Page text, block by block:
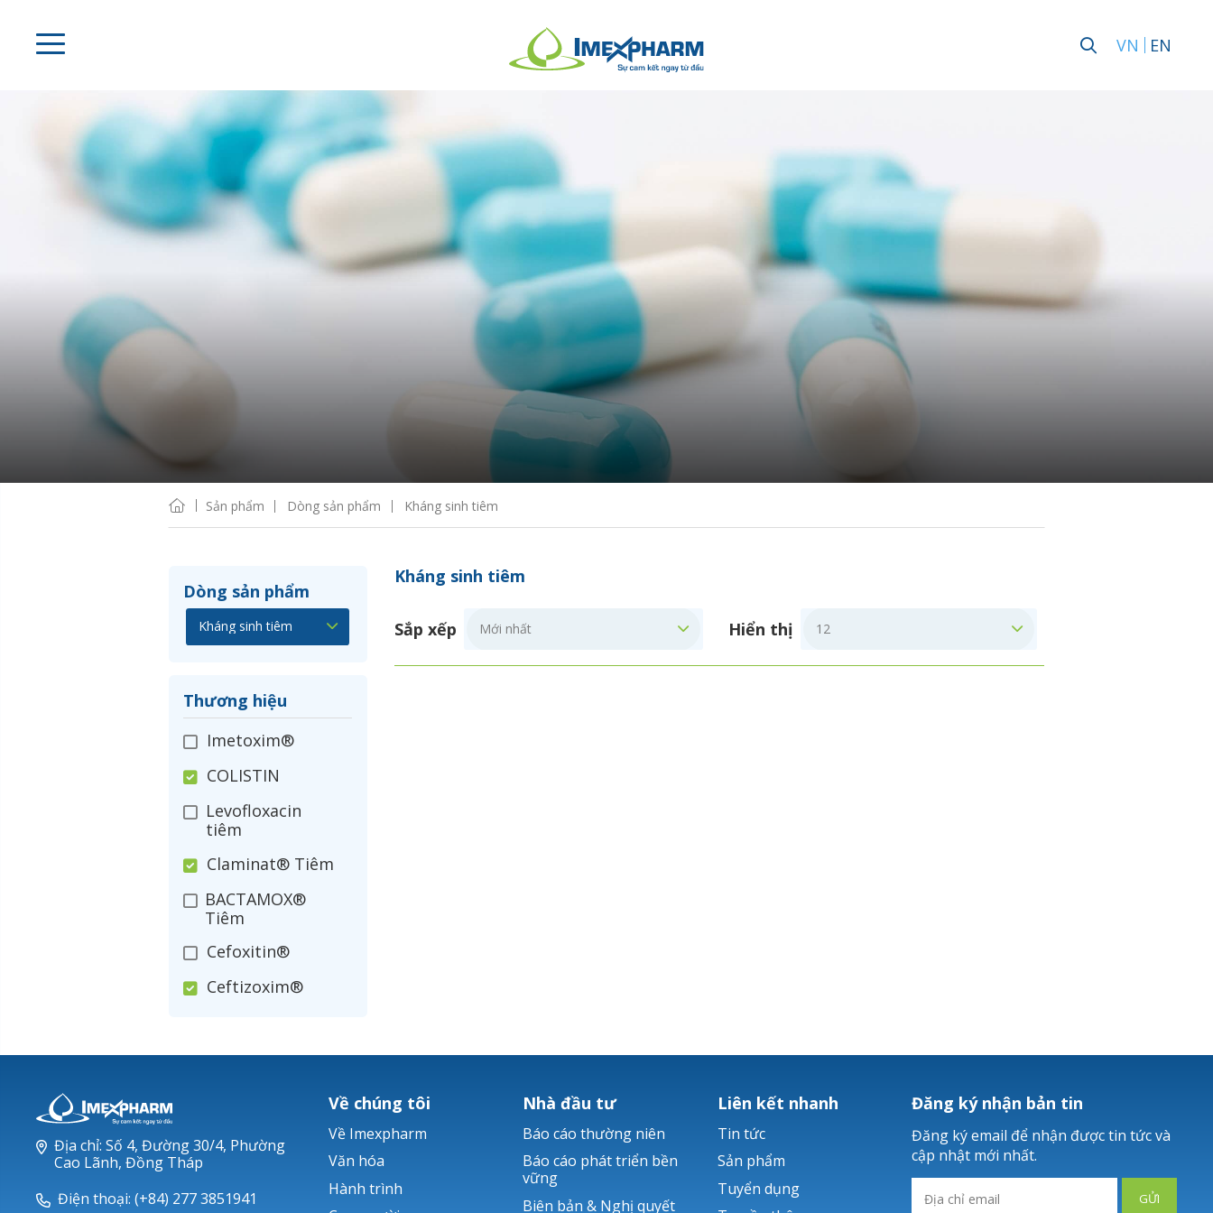
VN EN
Sản phẩm Dòng sản phẩm Kháng sinh tiêm
Dòng sản phẩm
Thương hiệu
Imetoxim®
COLISTIN
Levofloxacin
tiêm
Claminat® Tiêm
BACTAMOX®
Tiêm
Cefoxitin®
Ceftizoxim®
Nerusyn®
Ticarlinat®
Zobacta®
Kháng sinh tiêm
Sắp xếp Hiển thị
Địa chỉ: Số 4, Đường 30/4, Phường
Cao Lãnh, Đồng Tháp
Điện thoại: (+84) 277 3851941
Về chúng tôi
Về Imexpharm
Văn hóa
Hành trình
Nhà đầu tư
Báo cáo thường niên
Báo cáo phát triển bền
vững
Biên bản & Nghị quyết
Liên kết nhanh
Tin tức
Sản phẩm
Tuyển dụng
Đăng ký nhận bản tin
Đăng ký email để nhận được tin tức và
cập nhật mới nhất.
GỬI